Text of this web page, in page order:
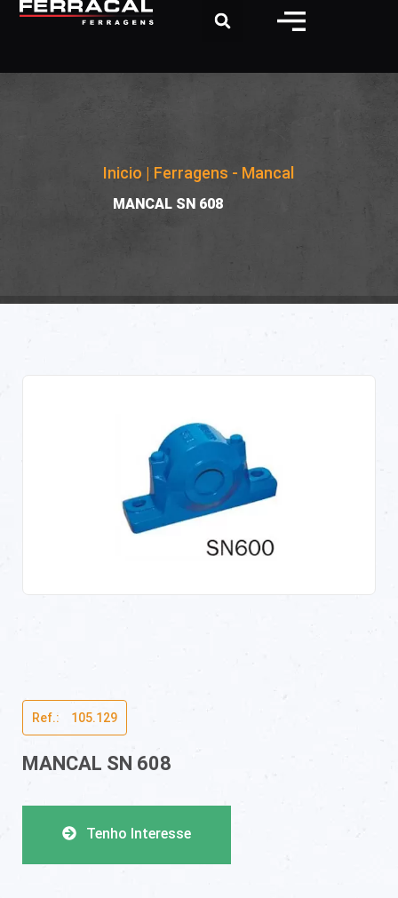
Inicio |Ferragens - Mancal
MANCAL SN 608
Ref.:ﾠ105.129
MANCAL SN 608
Tenho Interesse